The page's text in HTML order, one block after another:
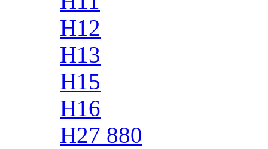
H12
H13
H15
H16
H27 880